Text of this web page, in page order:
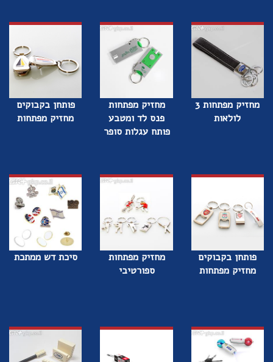
מחזיק מפתחות 3
לולאות
מחזיק מפתחות
פנס לד ומטבע
פותח עגלות סופר
פותחן בקבוקים
מחזיק מפתחות
פותחן בקבוקים
מחזיק מפתחות
מחזיק מפתחות
ספורטיבי
סיכת דש ממתכת